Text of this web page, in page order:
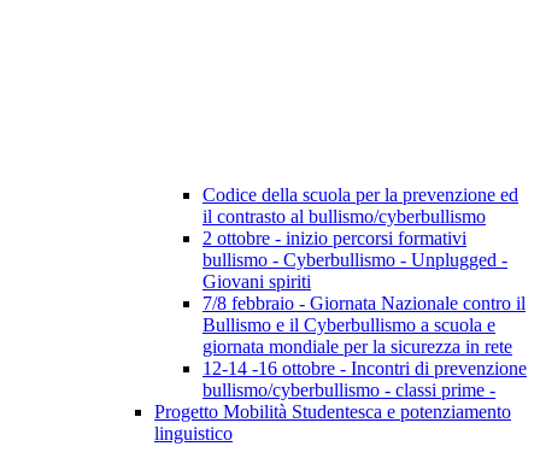
Codice della scuola per la prevenzione ed
il contrasto al bullismo/cyberbullismo
2 ottobre - inizio percorsi formativi
bullismo - Cyberbullismo - Unplugged -
Giovani spiriti
7/8 febbraio - Giornata Nazionale contro il
Bullismo e il Cyberbullismo a scuola e
giornata mondiale per la sicurezza in rete
12-14 -16 ottobre - Incontri di prevenzione
bullismo/cyberbullismo - classi prime -
Progetto Mobilità Studentesca e potenziamento
linguistico